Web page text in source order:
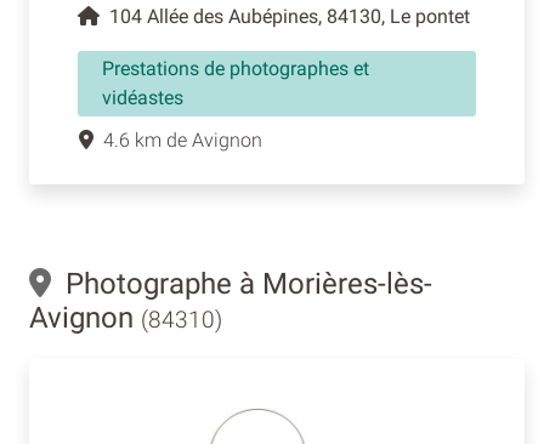
104 Allée des Aubépines, 84130, Le pontet
Prestations de photographes et
vidéastes
4.6 km de Avignon
Photographe à Morières-lès-
Avignon (84310)